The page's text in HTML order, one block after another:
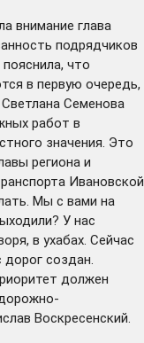
внимание глава
подрядчиков
что
в первую очередь,
Семенова
работ в
значения. Это
региона и
Ивановской
Мы с вами на
У нас
в ухабах. Сейчас
создан.
должен
Воскресенский.